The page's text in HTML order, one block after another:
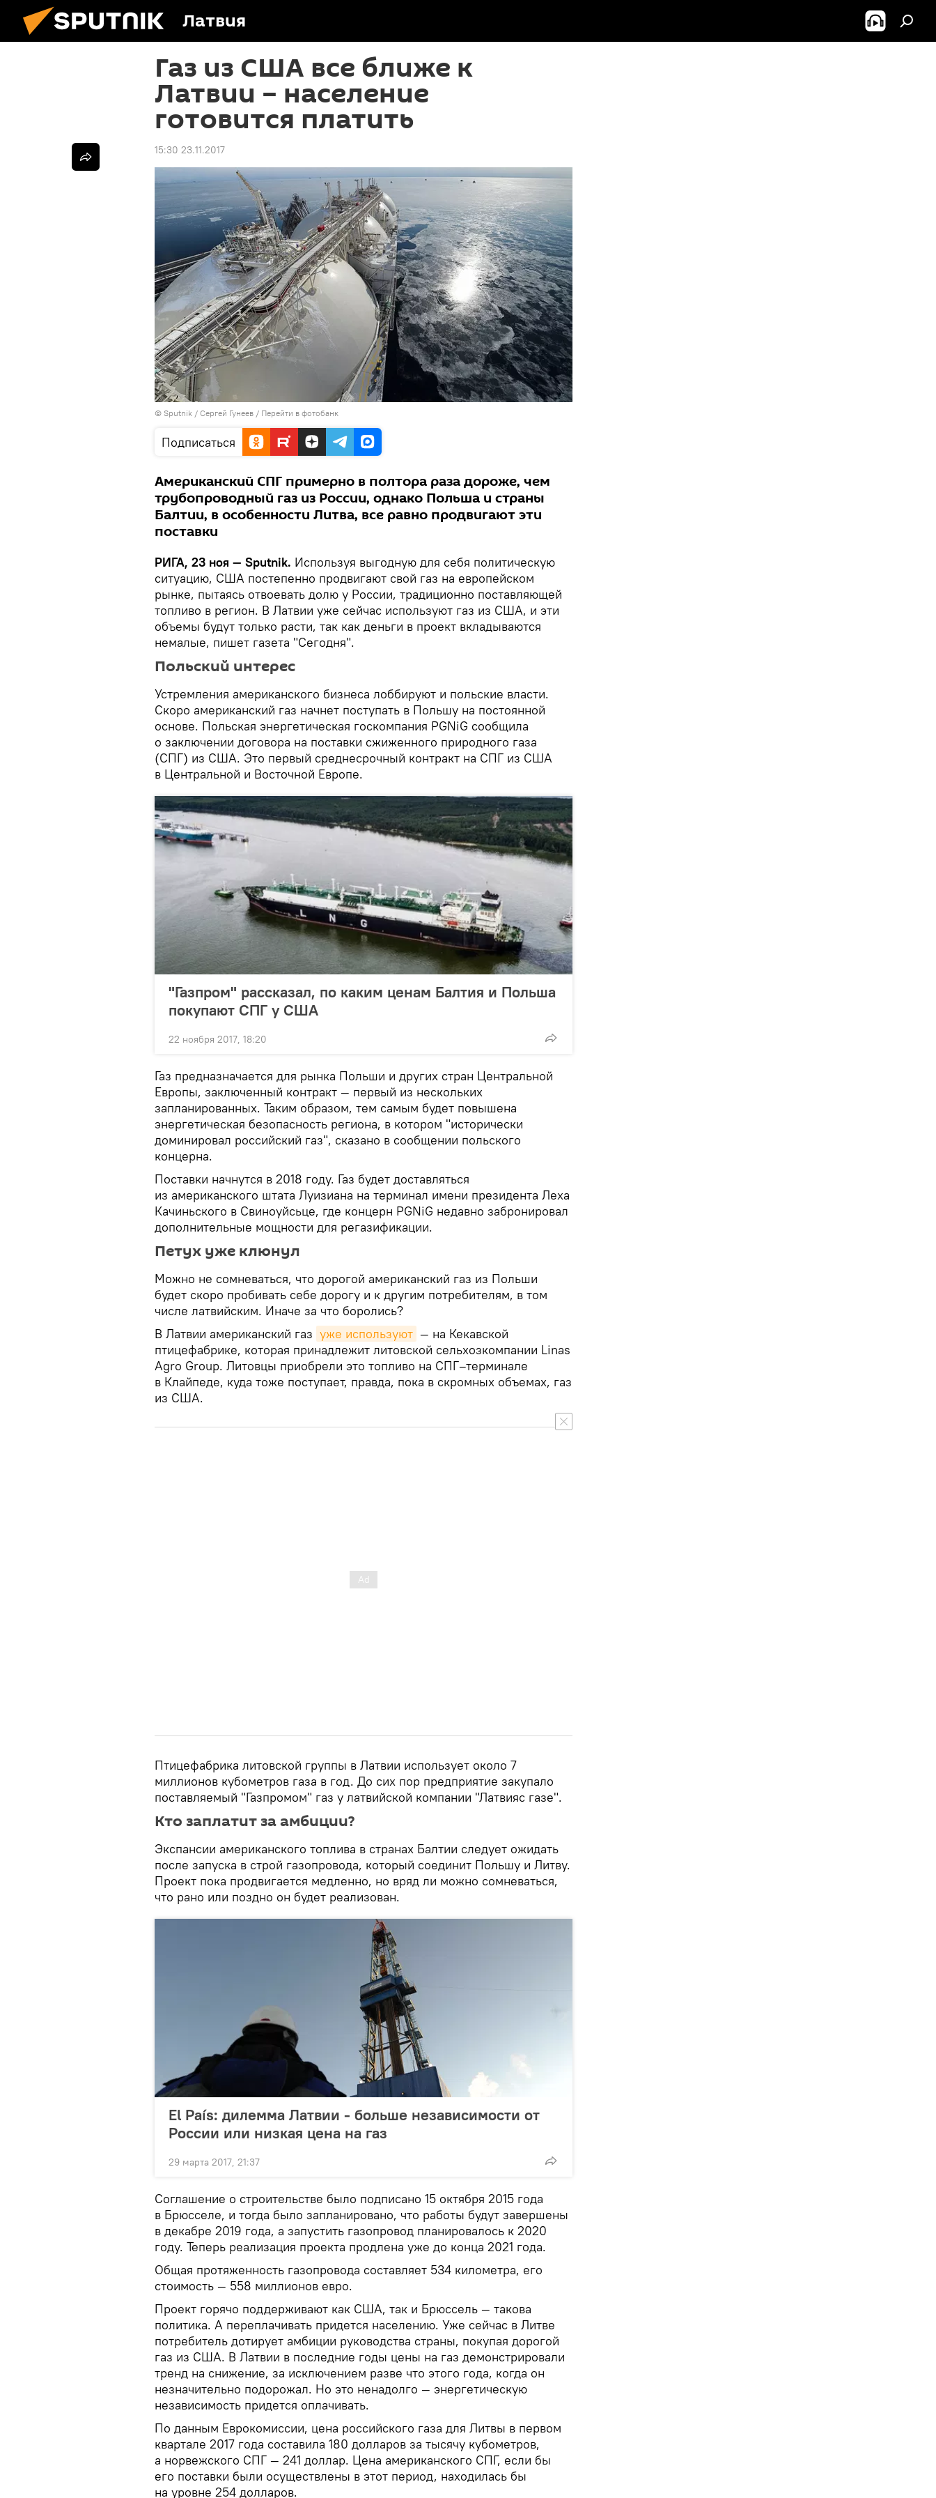
Латвия
Газ из США все ближе к
Латвии – население
готовится платить
15:30 23.11.2017
© Sputnik / Сергей Гунеев / Перейти в фотобанк
Подписаться
Американский СПГ примерно в полтора раза дороже, чем
трубопроводный газ из России, однако Польша и страны
Балтии, в особенности Литва, все равно продвигают эти
поставки
РИГА, 23 ноя — Sputnik. Используя выгодную для себя политическую
ситуацию, США постепенно продвигают свой газ на европейском
рынке, пытаясь отвоевать долю у России, традиционно поставляющей
топливо в регион. В Латвии уже сейчас используют газ из США, и эти
объемы будут только расти, так как деньги в проект вкладываются
немалые, пишет газета "Сегодня".
Польский интерес
Устремления американского бизнеса лоббируют и польские власти.
Скоро американский газ начнет поступать в Польшу на постоянной
основе. Польская энергетическая госкомпания PGNiG сообщила
о заключении договора на поставки сжиженного природного газа
(СПГ) из США. Это первый среднесрочный контракт на СПГ из США
в Центральной и Восточной Европе.
"Газпром" рассказал, по каким ценам Балтия и Польша
покупают СПГ у США
22 ноября 2017, 18:20
Газ предназначается для рынка Польши и других стран Центральной
Европы, заключенный контракт — первый из нескольких
запланированных. Таким образом, тем самым будет повышена
энергетическая безопасность региона, в котором "исторически
доминировал российский газ", сказано в сообщении польского
концерна.
Поставки начнутся в 2018 году. Газ будет доставляться
из американского штата Луизиана на терминал имени президента Леха
Качиньского в Свиноуйсьце, где концерн PGNiG недавно забронировал
дополнительные мощности для регазификации.
Петух уже клюнул
Можно не сомневаться, что дорогой американский газ из Польши
будет скоро пробивать себе дорогу и к другим потребителям, в том
числе латвийским. Иначе за что боролись?
В Латвии американский газ уже используют — на Кекавской
птицефабрике, которая принадлежит литовской сельхозкомпании Linas
Agro Group. Литовцы приобрели это топливо на СПГ–терминале
в Клайпеде, куда тоже поступает, правда, пока в скромных объемах, газ
из США.
Птицефабрика литовской группы в Латвии использует около 7
миллионов кубометров газа в год. До сих пор предприятие закупало
поставляемый "Газпромом" газ у латвийской компании "Латвияс газе".
Кто заплатит за амбиции?
Экспансии американского топлива в странах Балтии следует ожидать
после запуска в строй газопровода, который соединит Польшу и Литву.
Проект пока продвигается медленно, но вряд ли можно сомневаться,
что рано или поздно он будет реализован.
El País: дилемма Латвии - больше независимости от
России или низкая цена на газ
29 марта 2017, 21:37
Соглашение о строительстве было подписано 15 октября 2015 года
в Брюсселе, и тогда было запланировано, что работы будут завершены
в декабре 2019 года, а запустить газопровод планировалось к 2020
году. Теперь реализация проекта продлена уже до конца 2021 года.
Общая протяженность газопровода составляет 534 километра, его
стоимость — 558 миллионов евро.
Проект горячо поддерживают как США, так и Брюссель — такова
политика. А переплачивать придется населению. Уже сейчас в Литве
потребитель дотирует амбиции руководства страны, покупая дорогой
газ из США. В Латвии в последние годы цены на газ демонстрировали
тренд на снижение, за исключением разве что этого года, когда он
незначительно подорожал. Но это ненадолго — энергетическую
независимость придется оплачивать.
По данным Еврокомиссии, цена российского газа для Литвы в первом
квартале 2017 года составила 180 долларов за тысячу кубометров,
а норвежского СПГ — 241 доллар. Цена американского СПГ, если бы
его поставки были осуществлены в этот период, находилась бы
на уровне 254 долларов.